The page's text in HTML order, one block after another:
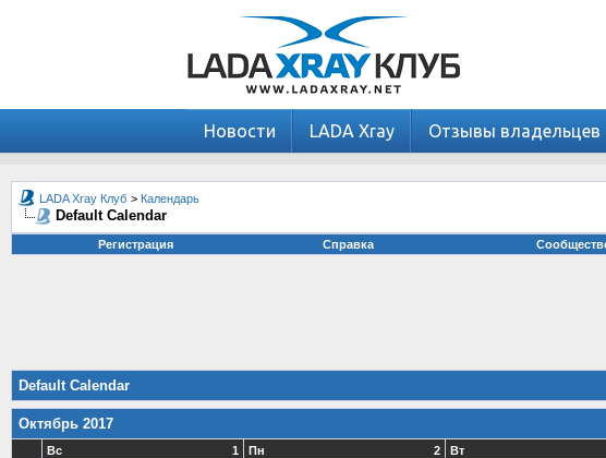
Новости LADA Xray Отзывы владельцев
LADA Xray Клуб > Календарь
Default Calendar
Регистрация
Справка
Default Calendar
Октябрь 2017
1
Вс 2
Пн
Вт